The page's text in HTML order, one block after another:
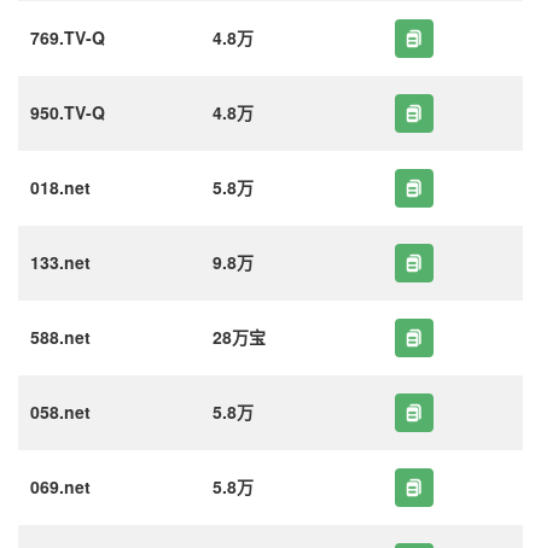
769.TV-Q 4.8万
950.TV-Q 4.8万
018.net 5.8万
133.net 9.8万
588.net 28万宝
058.net 5.8万
069.net 5.8万